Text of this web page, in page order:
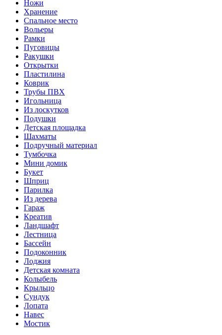
Ножи
Хранение
Спальное место
Вольеры
Рамки
Пуговицы
Ракушки
Открытки
Пластилина
Коврик
Трубы ПВХ
Игольница
Из лоскутков
Подушки
Детская площадка
Шахматы
Подручный материал
Тумбочка
Мини домик
Букет
Шприц
Парилка
Из дерева
Гараж
Креатив
Ландшафт
Лестница
Бассейн
Подоконник
Лоджия
Детская комната
Колыбель
Крыльцо
Сундук
Лопата
Навес
Мостик